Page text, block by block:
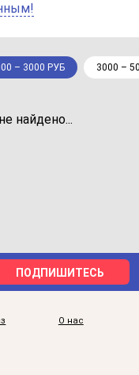
– 3000 РУБ 3000 –
найдено...
ПОДПИШИТЕСЬ
О нас